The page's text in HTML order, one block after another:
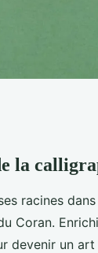
de
du
la
racines
Coran.
devenir un